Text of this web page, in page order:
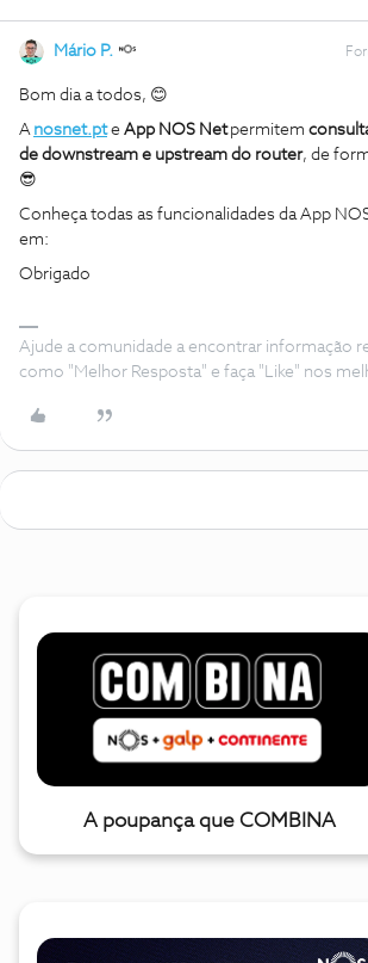
Mário P.
Bom dia a todos, 😊
A nosnet.pt e App NOS Netpermitem
de downstream e upstream do router, de
😎
Conheça todas as funcionalidades da App
em:
Obrigado
Ajude a comunidade a encontrar informação
como "Melhor Resposta" e faça "Like" nos
A poupança que COMBINA